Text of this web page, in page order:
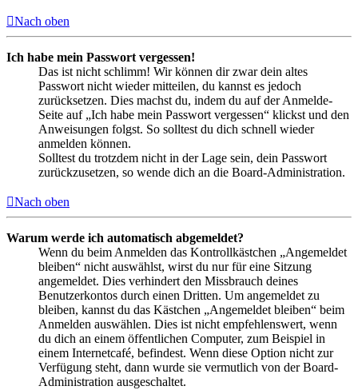
Nach oben
Ich habe mein Passwort vergessen!
Das ist nicht schlimm! Wir können dir zwar dein altes
Passwort nicht wieder mitteilen, du kannst es jedoch
zurücksetzen. Dies machst du, indem du auf der Anmelde-
Seite auf „Ich habe mein Passwort vergessen“ klickst und den
Anweisungen folgst. So solltest du dich schnell wieder
anmelden können.
Solltest du trotzdem nicht in der Lage sein, dein Passwort
zurückzusetzen, so wende dich an die Board-Administration.
Nach oben
Warum werde ich automatisch abgemeldet?
Wenn du beim Anmelden das Kontrollkästchen „Angemeldet
bleiben“ nicht auswählst, wirst du nur für eine Sitzung
angemeldet. Dies verhindert den Missbrauch deines
Benutzerkontos durch einen Dritten. Um angemeldet zu
bleiben, kannst du das Kästchen „Angemeldet bleiben“ beim
Anmelden auswählen. Dies ist nicht empfehlenswert, wenn
du dich an einem öffentlichen Computer, zum Beispiel in
einem Internetcafé, befindest. Wenn diese Option nicht zur
Verfügung steht, dann wurde sie vermutlich von der Board-
Administration ausgeschaltet.